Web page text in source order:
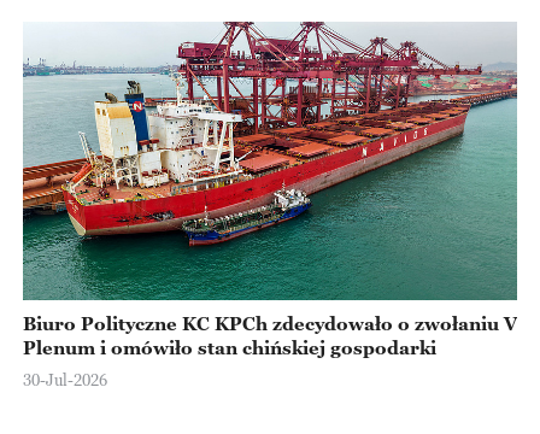
Biuro Polityczne KC KPCh zdecydowało o zwołaniu V
Plenum i omówiło stan chińskiej gospodarki
30-Jul-2026